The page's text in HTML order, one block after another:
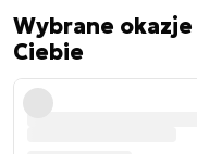
Wybrane
Ciebie